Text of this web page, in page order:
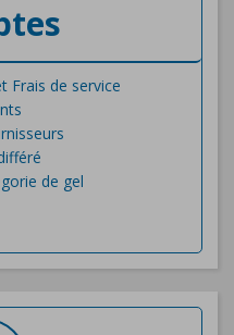
Frais de service
de gel